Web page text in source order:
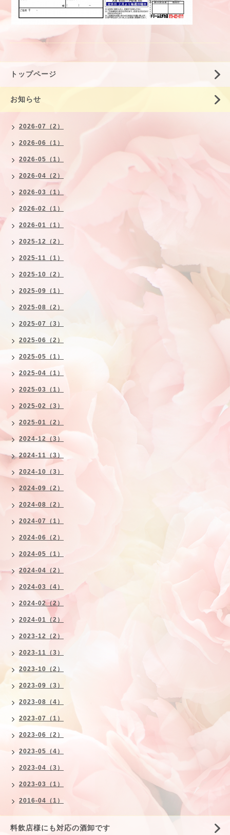
トップページ
お知らせ
2026-07（2）
2026-06（1）
2026-05（1）
2026-04（2）
2026-03（1）
2026-02（1）
2026-01（1）
2025-12（2）
2025-11（1）
2025-10（2）
2025-09（1）
2025-08（2）
2025-07（3）
2025-06（2）
2025-05（1）
2025-04（1）
2025-03（1）
2025-02（3）
2025-01（2）
2024-12（3）
2024-11（3）
2024-10（3）
2024-09（2）
2024-08（2）
2024-07（1）
2024-06（2）
2024-05（1）
2024-04（2）
2024-03（4）
2024-02（2）
2024-01（2）
2023-12（2）
2023-11（3）
2023-10（2）
2023-09（3）
2023-08（4）
2023-07（1）
2023-06（2）
2023-05（4）
2023-04（3）
2023-03（1）
2016-04（1）
料飲店様にも対応の酒卸です